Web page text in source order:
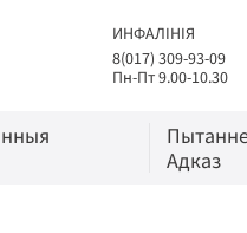
ИНФАЛІНІЯ
8(017) 309-93-09
Пн-Пт 9.00-10.30
Адказ